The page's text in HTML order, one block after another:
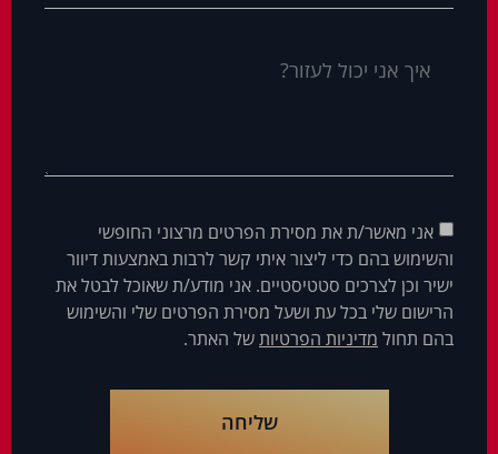
אני מאשר/ת את מסירת הפרטים מרצוני החופשי
והשימוש בהם כדי ליצור איתי קשר לרבות באמצעות דיוור
ישיר וכן לצרכים סטטיסטיים. אני מודע/ת שאוכל לבטל את
הרישום שלי בכל עת ושעל מסירת הפרטים שלי והשימוש
בהם תחול מדיניות הפרטיותשל האתר.
שליחה